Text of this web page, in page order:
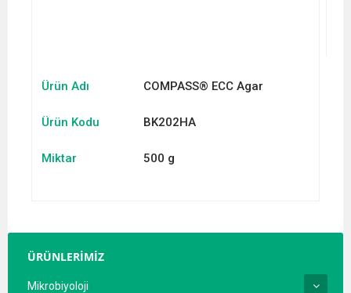
Ürün Adı COMPASS® ECC Agar
Ürün Kodu BK202HA
Miktar 500 g
ÜRÜNLERİMİZ
Mikrobiyoloji